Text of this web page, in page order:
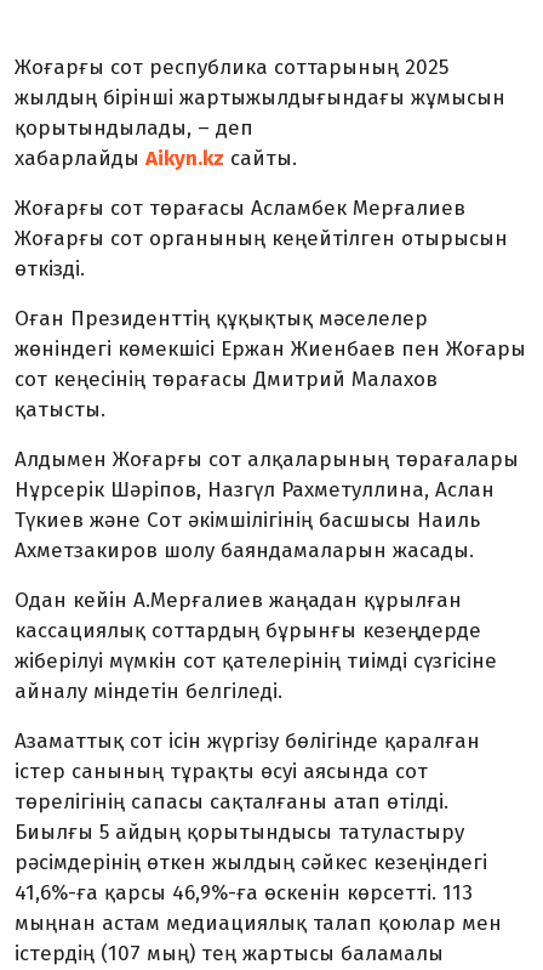
Жоғарғы сот республика соттарының 2025
жылдың бірінші жартыжылдығындағы жұмысын
қорытындылады, – деп
хабарлайды Aikyn.kz сайты.
Жоғарғы сот төрағасы Асламбек Мерғалиев
Жоғарғы сот органының кеңейтілген отырысын
өткізді.
Оған Президенттің құқықтық мәселелер
жөніндегі көмекшісі Ержан Жиенбаев пен Жоғары
сот кеңесінің төрағасы Дмитрий Малахов
қатысты.
Алдымен Жоғарғы сот алқаларының төрағалары
Нұрсерік Шәріпов, Назгүл Рахметуллина, Аслан
Түкиев және Сот әкімшілігінің басшысы Наиль
Ахметзакиров шолу баяндамаларын жасады.
Одан кейін А.Мерғалиев жаңадан құрылған
кассациялық соттардың бұрынғы кезеңдерде
жіберілуі мүмкін сот қателерінің тиімді сүзгісіне
айналу міндетін белгіледі.
Азаматтық сот ісін жүргізу бөлігінде қаралған
істер санының тұрақты өсуі аясында сот
төрелігінің сапасы сақталғаны атап өтілді.
Биылғы 5 айдың қорытындысы татуластыру
рәсімдерінің өткен жылдың сәйкес кезеңіндегі
41,6%-ға қарсы 46,9%-ға өскенін көрсетті. 113
мыңнан астам медиациялық талап қоюлар мен
істердің (107 мың) тең жартысы баламалы